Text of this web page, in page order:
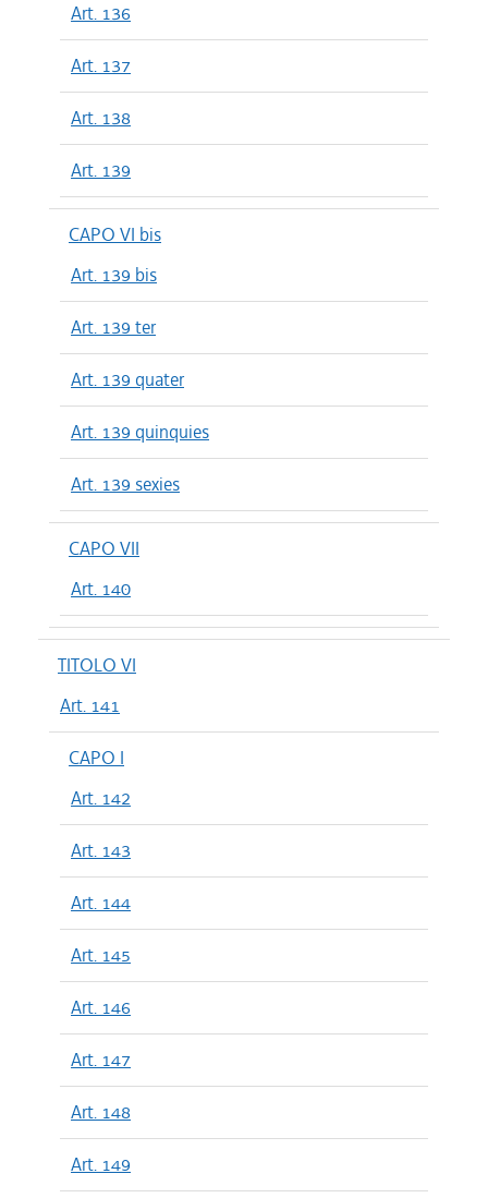
Art. 136
Art. 137
Art. 138
Art. 139
CAPO VI bis
Art. 139 bis
Art. 139 ter
Art. 139 quater
Art. 139 quinquies
Art. 139 sexies
CAPO VII
Art. 140
TITOLO VI
Art. 141
CAPO I
Art. 142
Art. 143
Art. 144
Art. 145
Art. 146
Art. 147
Art. 148
Art. 149